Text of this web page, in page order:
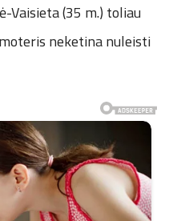
Vaisieta (35 m.) toliau
neketina nuleisti